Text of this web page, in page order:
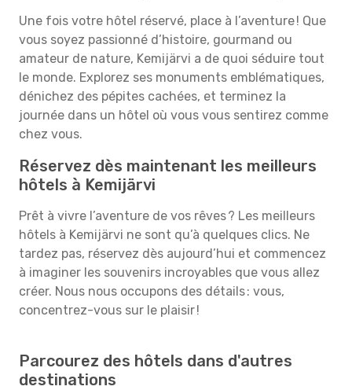
Une fois votre hôtel réservé, place à l’aventure ! Que
vous soyez passionné d’histoire, gourmand ou
amateur de nature, Kemijärvi a de quoi séduire tout
le monde. Explorez ses monuments emblématiques,
dénichez des pépites cachées, et terminez la
journée dans un hôtel où vous vous sentirez comme
chez vous.
Réservez dès maintenant les meilleurs
hôtels à Kemijärvi
Prêt à vivre l’aventure de vos rêves ? Les meilleurs
hôtels à Kemijärvi ne sont qu’à quelques clics. Ne
tardez pas, réservez dès aujourd’hui et commencez
à imaginer les souvenirs incroyables que vous allez
créer. Nous nous occupons des détails : vous,
concentrez-vous sur le plaisir !
Parcourez des hôtels dans d'autres
destinations